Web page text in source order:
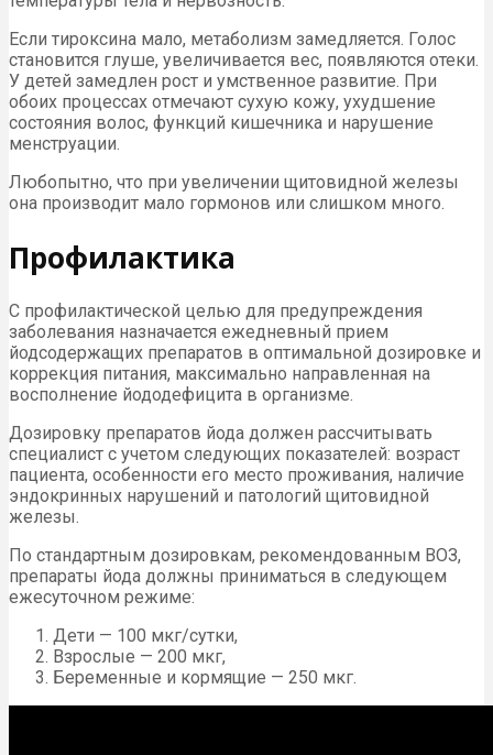
Если тироксина мало, метаболизм замедляется. Голос
становится глуше, увеличивается вес, появляются отеки.
У детей замедлен рост и умственное развитие. При
обоих процессах отмечают сухую кожу, ухудшение
состояния волос, функций кишечника и нарушение
менструации.
Любопытно, что при увеличении щитовидной железы
она производит мало гормонов или слишком много.
Профилактика
С профилактической целью для предупреждения
заболевания назначается ежедневный прием
йодсодержащих препаратов в оптимальной дозировке и
коррекция питания, максимально направленная на
восполнение йододефицита в организме.
Дозировку препаратов йода должен рассчитывать
специалист с учетом следующих показателей: возраст
пациента, особенности его место проживания, наличие
эндокринных нарушений и патологий щитовидной
железы.
По стандартным дозировкам, рекомендованным ВОЗ,
препараты йода должны приниматься в следующем
ежесуточном режиме:
Дети — 100 мкг/сутки,
Взрослые — 200 мкг,
Беременные и кормящие — 250 мкг.